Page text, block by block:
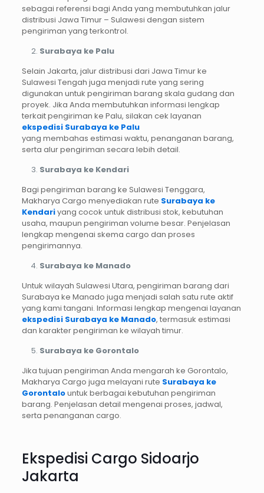
sebagai referensi bagi Anda yang membutuhkan jalur
distribusi Jawa Timur – Sulawesi dengan sistem
pengiriman yang terkontrol.
Surabaya ke Palu
Selain Jakarta, jalur distribusi dari Jawa Timur ke
Sulawesi Tengah juga menjadi rute yang sering
digunakan untuk pengiriman barang skala gudang dan
proyek. Jika Anda membutuhkan informasi lengkap
terkait pengiriman ke Palu, silakan cek layanan
ekspedisi Surabaya ke Palu
yang membahas estimasi waktu, penanganan barang,
serta alur pengiriman secara lebih detail.
Surabaya ke Kendari
Bagi pengiriman barang ke Sulawesi Tenggara,
Makharya Cargo menyediakan rute Surabaya ke
Kendariyang cocok untuk distribusi stok, kebutuhan
usaha, maupun pengiriman volume besar. Penjelasan
lengkap mengenai skema cargo dan proses
pengirimannya.
Surabaya ke Manado
Untuk wilayah Sulawesi Utara, pengiriman barang dari
Surabaya ke Manado juga menjadi salah satu rute aktif
yang kami tangani. Informasi lengkap mengenai layanan
ekspedisi Surabaya ke Manado, termasuk estimasi
dan karakter pengiriman ke wilayah timur.
Surabaya ke Gorontalo
Jika tujuan pengiriman Anda mengarah ke Gorontalo,
Makharya Cargo juga melayani rute Surabaya ke
Gorontalountuk berbagai kebutuhan pengiriman
barang. Penjelasan detail mengenai proses, jadwal,
serta penanganan cargo.
Ekspedisi Cargo Sidoarjo
Jakarta